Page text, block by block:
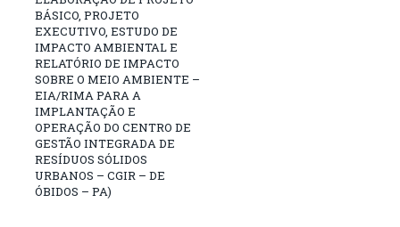
BÁSICO, PROJETO
EXECUTIVO, ESTUDO DE
IMPACTO AMBIENTAL E
RELATÓRIO DE IMPACTO
SOBRE O MEIO AMBIENTE –
EIA/RIMA PARA A
IMPLANTAÇÃO E
OPERAÇÃO DO CENTRO DE
GESTÃO INTEGRADA DE
RESÍDUOS SÓLIDOS
URBANOS – CGIR – DE
ÓBIDOS – PA)